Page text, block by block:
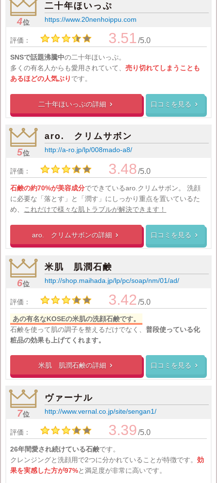
4位
二十年ほいっぷ
https://www.20nenhoippu.com
評価： 3.51 /5.0
SNSで話題沸騰中の二十年ほいっぷ。
多くの有名人からも愛用されていて、売り切れてしまうことも
あるほどの人気ぶり です。
二十年ほいっぷの詳細  口コミを見る 
5位
aro. クリムサボン
http://a-ro.jp/lp/008mado-a8/
評価： 3.48/5.0
石鹸の約70%が美容成分でできているaro.クリムサボン。
洗顔
に必要な「落とす」と「潤す」にしっかり重点を置いているた
め、
これだけで様々な肌トラブルが解決できます！
aro. クリムサボンの詳細  口コミを見る 
6位
米肌 肌潤石鹸
http://shop.maihada.jp/lp/pc/soap/nm/01/ad/
評価： 3.42 /5.0
あの有名なKOSEの米肌の洗顔石鹸です。
石鹸を使って肌の調子を整えるだけでなく、普段使っている化
粧品の効果も上げてくれます。
米肌 肌潤石鹸の詳細  口コミを見る 
7位
ヴァーナル
http://www.vernal.co.jp/site/sengan1/
評価： 3.39 /5.0
26年間愛され続けている石鹸です。
クレンジングと洗顔用で2つに分かれていることが特徴です。効
果を実感した方が97%と満足度が非常に高いです。